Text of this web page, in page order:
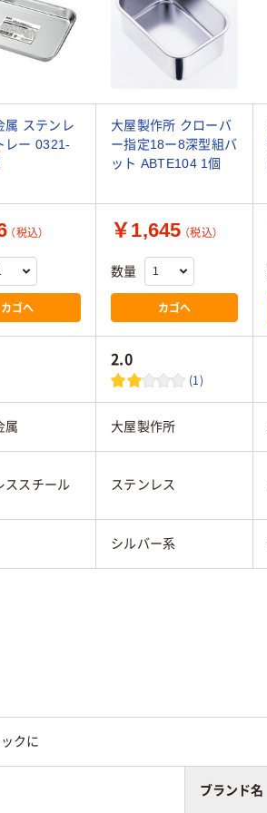
属 ステンレ
レー 0321-
大屋製作所 クローバ
ー指定18ー8深型組バ
ット ABTE104 1個
（税込）
カゴへ
￥1,645 （税込）
数量
カゴへ
2.0
(1)
属 大屋製作所
ススチール ステンレス
シルバー系
クに
ブランド名